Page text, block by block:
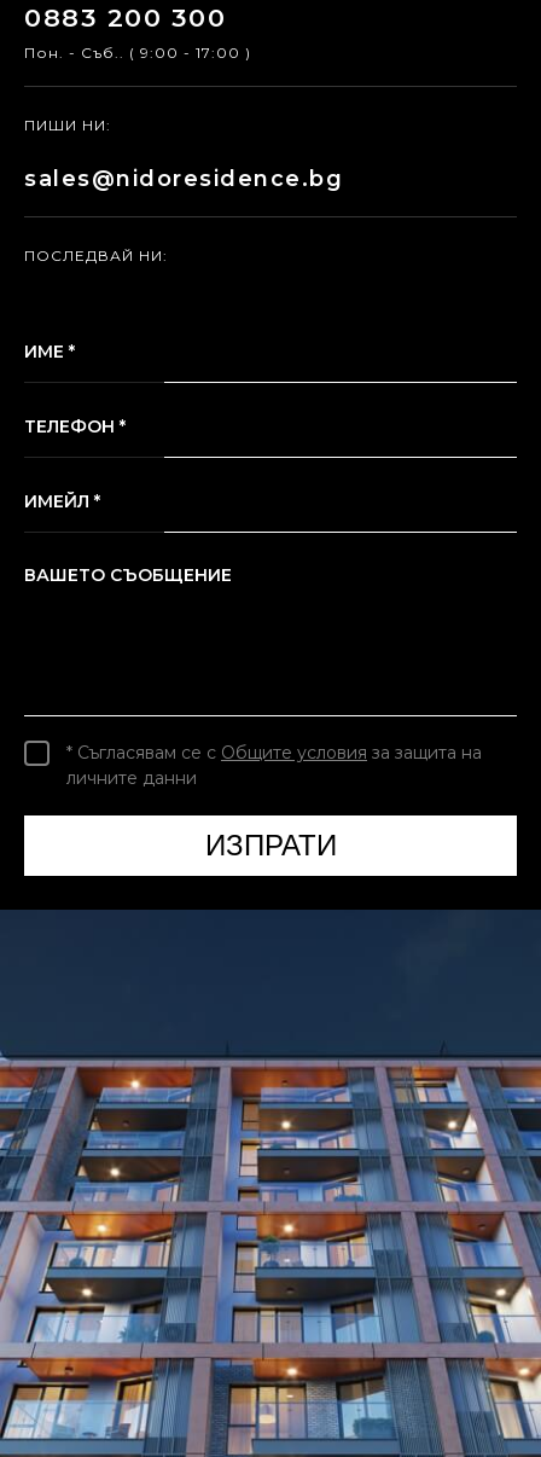
0883 200 300
Пон. - Съб.. ( 9:00 - 17:00 )
ПИШИ НИ:
sales@nidoresidence.bg
ПОСЛЕДВАЙ НИ:
ИМЕ *
ТЕЛЕФОН *
ИМЕЙЛ *
ВАШЕТО СЪОБЩЕНИЕ
* Съгласявам се с Общите условия за защита на
личните данни